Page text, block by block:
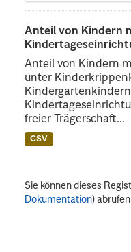
Anteil von Kindern
Anteil von Kindern
unter
freier Trägerschaft...
CSV
Sie können dieses
Dokumentation)